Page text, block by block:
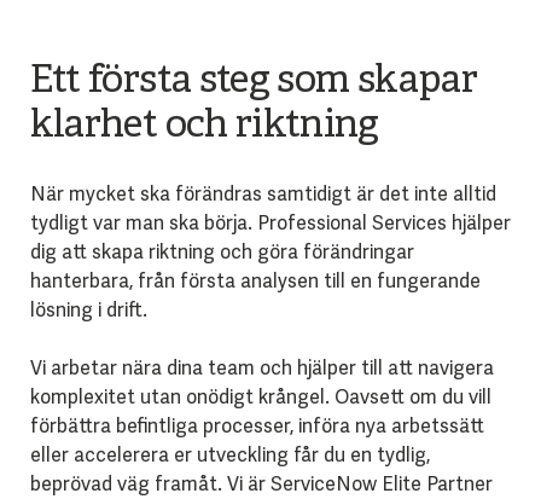
Ett första steg som skapar
klarhet och riktning
När mycket ska förändras samtidigt är det inte alltid
tydligt var man ska börja. Professional Services hjälper
dig att skapa riktning och göra förändringar
hanterbara, från första analysen till en fungerande
lösning i drift.
Vi arbetar nära dina team och hjälper till att navigera
komplexitet utan onödigt krångel. Oavsett om du vill
förbättra befintliga processer, införa nya arbetssätt
eller accelerera er utveckling får du en tydlig,
beprövad väg framåt. Vi är ServiceNow Elite Partner